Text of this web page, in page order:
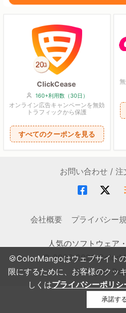
🍪ColorMangoはウェブサイト
限にするために、お客様のクッ
しくはプライバシーポリシ
承諾す
ClickCease
160+利用数（30日）
オンライン広告キャンペーンを無効
トラフィックから保護
すべてのクーポンを見る
お問い合わせ / 注
会社概要 プライバシー
人気のソフトウェア
© 2006-2026
All Rights